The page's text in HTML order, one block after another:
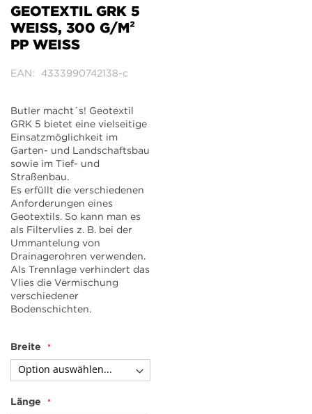
der
Bildergalerie
springen
GEOTEXTIL GRK 5
WEISS, 300 G/M²
PP WEISS
EAN 4333990742138-c
Butler macht´s! Geotextil
GRK 5 bietet eine vielseitige
Einsatzmöglichkeit im
Garten- und Landschaftsbau
sowie im Tief- und
Straßenbau.
Es erfüllt die verschiedenen
Anforderungen eines
Geotextils. So kann man es
als Filtervlies z. B. bei der
Ummantelung von
Drainagerohren verwenden.
Als Trennlage verhindert das
Vlies die Vermischung
verschiedener
Bodenschichten.
Breite
Länge